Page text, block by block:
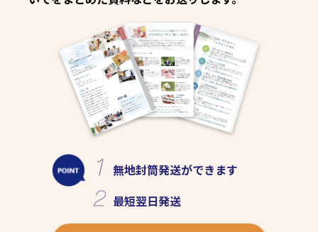
無地封筒発送ができます
最短翌日発送